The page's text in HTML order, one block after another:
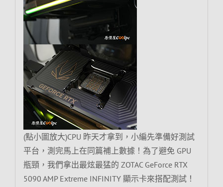
(點小圖放大)CPU 昨天才拿到，小編先準備好測試
平台，測完馬上在同篇補上數據！為了避免 GPU
瓶頸，我們拿出最炫最猛的 ZOTAC GeForce RTX
5090 AMP Extreme INFINITY 顯示卡來搭配測試！